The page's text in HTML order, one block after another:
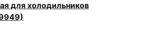
для холодильников